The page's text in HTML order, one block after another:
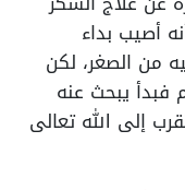
أصيب بداء
من الصغر، لكن
فبدأ يبحث عنه
إلى الله تعالى